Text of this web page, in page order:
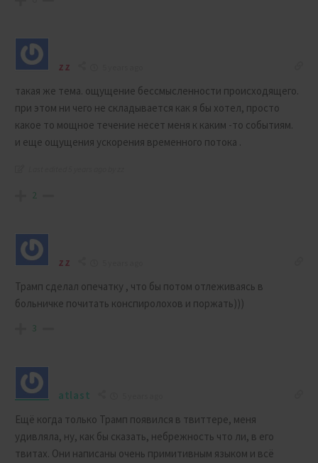
zz
такая же тема. ощущение бессмысленности происходящего.
при этом ни чего не складывается как я бы хотел, просто
какое то мощное течение несет меня к каким -то событиям.
и еще ощущения ускорения временного потока .
2
zz
Трамп сделал опечатку , что бы потом отлеживаясь в
больничке почитать конспиролохов и поржать)))
3
atlast
Ещё когда только Трамп появился в твиттере, меня
удивляла, ну, как бы сказать, небрежность что ли, в его
твитах. Они написаны очень примитивным языком и всё